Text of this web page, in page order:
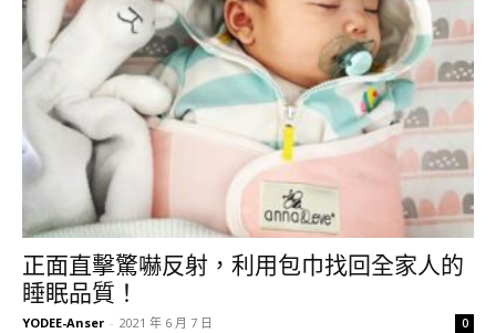
正面直擊驚嚇反射，利用包巾找回全家人的
睡眠品質！
YODEE-Anser - 2021 年 6 月 7 日 0